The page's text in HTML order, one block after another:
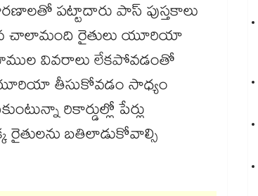
పట్టాదారు పాస్ పుస్తకాలు
చాలామంది రైతులు యూరియా
వివరాలు లేకపోవడంతో
యూరియా తీసుకోవడం సాధ్యం
రికార్డుల్లో పేర్లు
బతిలాడుకోవాల్సి